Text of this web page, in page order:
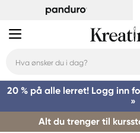
20 % på alle lerret! Logg inn
»
Alt du trenger til